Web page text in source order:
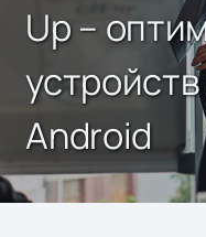
Up –
Android